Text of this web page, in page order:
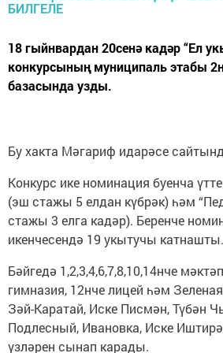
18 гыйнвардан 20сенә кадәр “Ел
конкурсының муниципаль этабы
базасында узды.
Бу хакта Мәгариф идарәсе
Конкурс ике номинация буенча
(эш стажы 5 елдан күбрәк) һәм
стажы 3 елга кадәр). Беренче
икенчесендә 19 укытучы катнашты.
Бәйгедә 1,2,3,4,6,7,8,10,14нче
гимназия, 12нче лицей һәм
Зәй-Каратай, Иске Писмән, Түбән
Подлесный, Ивановка, Иске
үзләрен сынап карады.